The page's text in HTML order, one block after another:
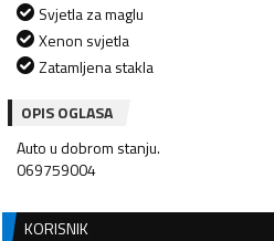
Svjetla za maglu
Xenon svjetla
Zatamljena stakla
OPIS OGLASA
Auto u dobrom stanju.
069759004
KORISNIK